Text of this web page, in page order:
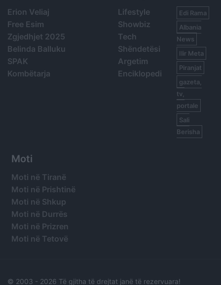
Erion Veliaj
Free Esim
Zgjedhjet 2025
Belinda Balluku
SPAK
Kombëtarja
Lifestyle
Showbiz
Tech
Shëndetësi
Argetim
Enciklopedi
Edi Rama
Albania
News
Ilir Meta
Piranjat
gazeta,
tv,
portale
Sali
Berisha
Moti
Moti në Tiranë
Moti në Prishtinë
Moti në Shkup
Moti në Durrës
Moti në Prizren
Moti në Tetovë
© 2003 - 2026 Të gjitha të drejtat janë të rezervuara!